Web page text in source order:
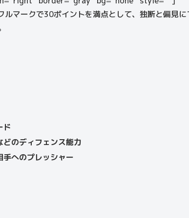
マークで30ポイントを満点として、独断と偏見に
ド
のディフェンス能力
へのプレッシャー